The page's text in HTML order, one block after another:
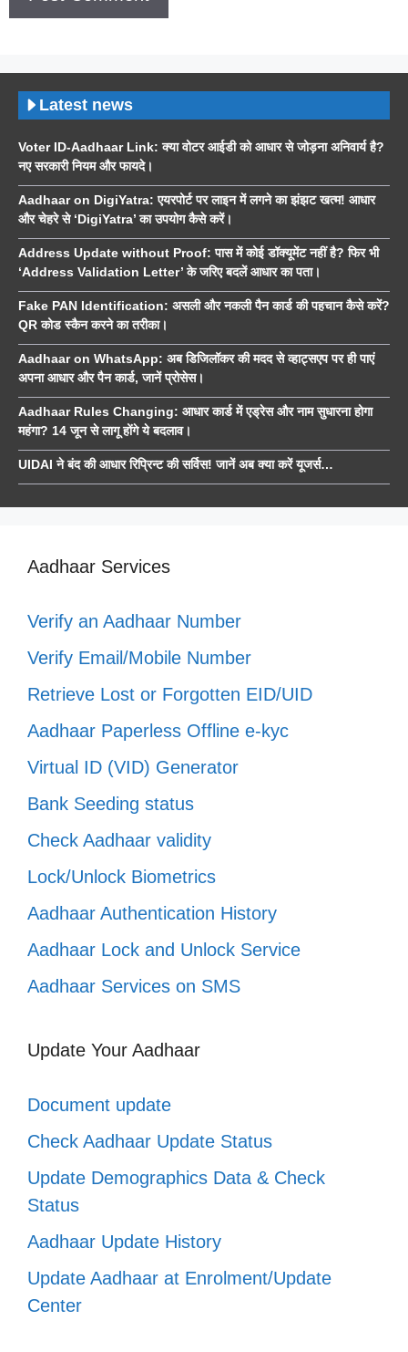
Latest news
Voter ID-Aadhaar Link: क्या वोटर आईडी को आधार से जोड़ना अनिवार्य है?
नए सरकारी नियम और फायदे।
Aadhaar on DigiYatra: एयरपोर्ट पर लाइन में लगने का झंझट खत्म! आधार
और चेहरे से ‘DigiYatra’ का उपयोग कैसे करें।
Address Update without Proof: पास में कोई डॉक्यूमेंट नहीं है? फिर भी
‘Address Validation Letter’ के जरिए बदलें आधार का पता।
Fake PAN Identification: असली और नकली पैन कार्ड की पहचान कैसे करें?
QR कोड स्कैन करने का तरीका।
Aadhaar on WhatsApp: अब डिजिलॉकर की मदद से व्हाट्सएप पर ही पाएं
अपना आधार और पैन कार्ड, जानें प्रोसेस।
Aadhaar Rules Changing: आधार कार्ड में एड्रेस और नाम सुधारना होगा
महंगा? 14 जून से लागू होंगे ये बदलाव।
UIDAI ने बंद की आधार रिप्रिन्ट की सर्विस! जानें अब क्या करें यूजर्स…
Aadhaar Services
Verify an Aadhaar Number
Verify Email/Mobile Number
Retrieve Lost or Forgotten EID/UID
Aadhaar Paperless Offline e-kyc
Virtual ID (VID) Generator
Bank Seeding status
Check Aadhaar validity
Lock/Unlock Biometrics
Aadhaar Authentication History
Aadhaar Lock and Unlock Service
Aadhaar Services on SMS
Update Your Aadhaar
Document update
Check Aadhaar Update Status
Update Demographics Data & Check
Status
Aadhaar Update History
Update Aadhaar at Enrolment/Update
Center